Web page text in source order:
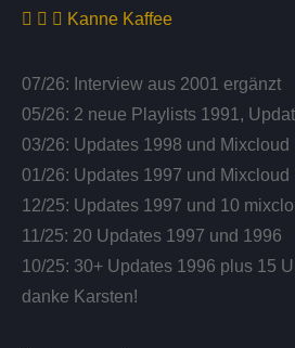
Kanne Kaffee
07/26: Interview aus 2001 ergänzt
05/26: 2 neue Playlists 1991,
03/26: Updates 1998 und Mixcloud
01/26: Updates 1997 und Mixcloud
12/25: Updates 1997 und 10
11/25: 20 Updates 1997 und 1996
10/25: 30+ Updates 1996 plus 15
danke Karsten!